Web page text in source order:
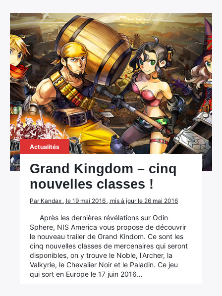
Actualités
Grand Kingdom – cinq
nouvelles classes !
Par Kandax , le 19 mai 2016 , mis à jour le 26 mai 2016
Après les dernières révélations sur Odin
Sphere, NIS America vous propose de découvrir
le nouveau trailer de Grand Kindom. Ce sont les
cinq nouvelles classes de mercenaires qui seront
disponibles, on y trouve le Noble, l'Archer, la
Valkyrie, le Chevalier Noir et le Paladin. Ce jeu
qui sort en Europe le 17 juin 2016…